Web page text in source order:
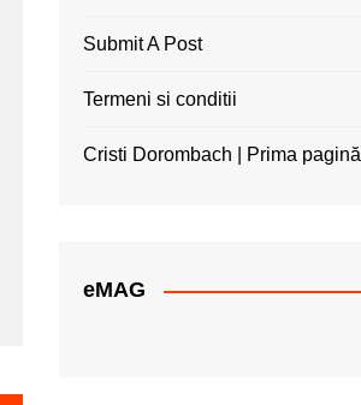
Submit A Post
Termeni si conditii
Cristi Dorombach | Prima pagină
eMAG